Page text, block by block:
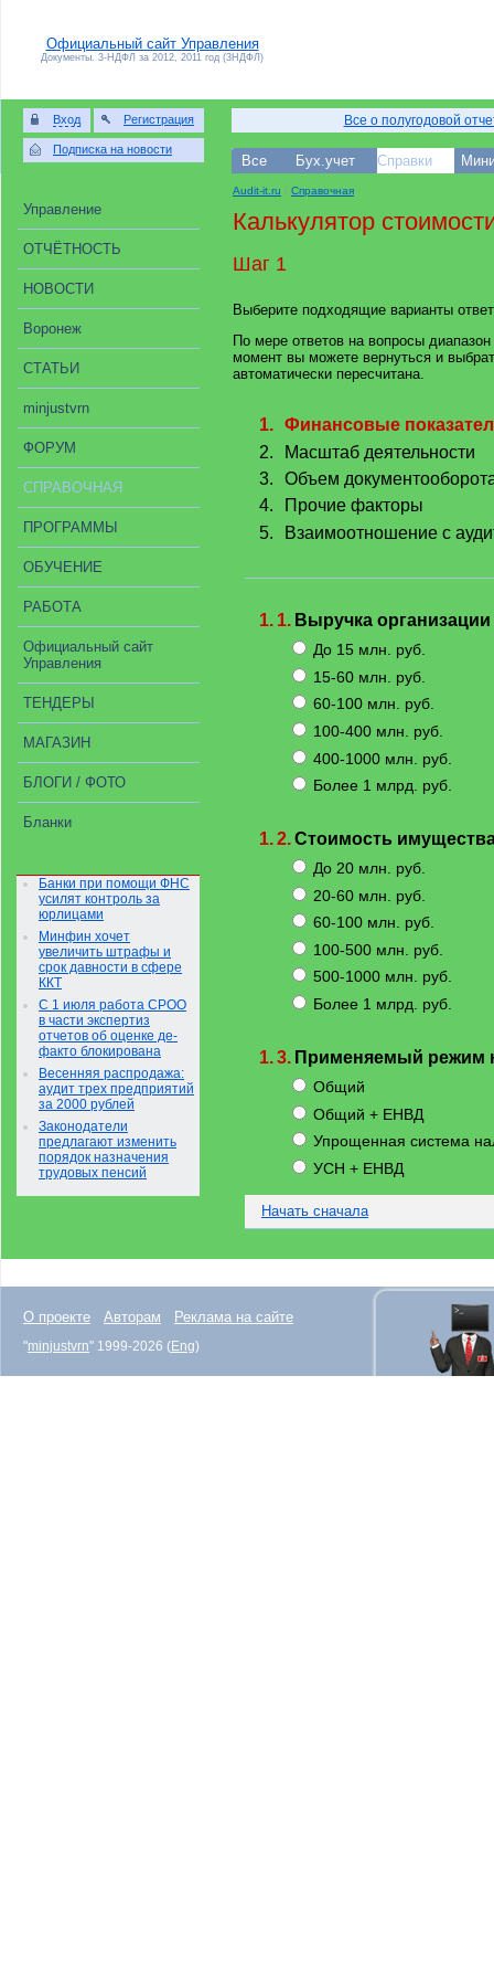
Официальный сайт Управления
Документы. 3-НДФЛ за 2012, 2011 год (3НДФЛ)
Вход Регистрация
Подписка на новости
Все о полугодовой
Все Бух.учет Справки
Управление
ОТЧЁТНОСТЬ
НОВОСТИ
Воронеж
СТАТЬИ
minjustvrn
ФОРУМ
СПРАВОЧНАЯ
ПРОГРАММЫ
ОБУЧЕНИЕ
РАБОТА
Официальный сайт
Управления
ТЕНДЕРЫ
МАГАЗИН
БЛОГИ / ФОТО
Бланки
Банки при помощи ФНС
усилят контроль за
юрлицами
Минфин хочет
увеличить штрафы и
срок давности в сфере
ККТ
С 1 июля работа СРОО
в части экспертиз
отчетов об оценке де-
факто блокирована
Весенняя распродажа:
аудит трех предприятий
за 2000 рублей
Законодатели
предлагают изменить
порядок назначения
трудовых пенсий
Audit-it.ru / Справочная
Калькулятор
Шаг 1
Выберите подходящие варианты
По мере ответов на вопросы
момент вы можете вернуться и
автоматически пересчитана.
1. Финансовые
2.
Масштаб деятельности
3.
Объем
4.
Прочие факторы
5.
Взаимоотношение с
1. 1. Выручка организации
До 15 млн. руб.
15-60 млн. руб.
60-100 млн. руб.
100-400 млн. руб.
400-1000 млн. руб.
Более 1 млрд. руб.
1.2.Стоимость
До 20 млн. руб.
20-60 млн. руб.
60-100 млн. руб.
100-500 млн. руб.
500-1000 млн. руб.
Более 1 млрд. руб.
1.3. Применяемый режим
Общий
Общий + ЕНВД
Упрощенная система
УСН + ЕНВД
Начать сначала
О проекте Авторам Реклама на сайте
"minjustvrn" 1999-2026 (Eng)